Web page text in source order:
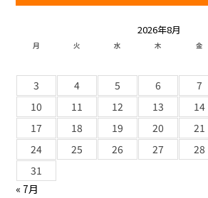
2026年8月
月 火 水 木 金
3
4 5 6 7
10
11 12 13 14
17
18 19 20 21
24
25 26 27 28
31
« 7月